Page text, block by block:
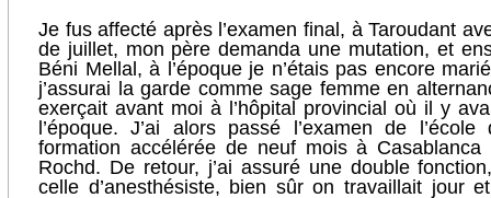
Je fus affecté après l’examen final, à Taroudant
de juillet, mon père demanda une mutation, et
Béni Mellal, à l’époque je n’étais pas encore
j’assurai la garde comme sage femme en
exerçait avant moi à l’hôpital provincial où il y
l’époque. J’ai alors passé l’examen de
formation accélérée de neuf mois à Casablanca
Rochd. De retour, j’ai assuré une double
celle d’anesthésiste, bien sûr on travaillait jour